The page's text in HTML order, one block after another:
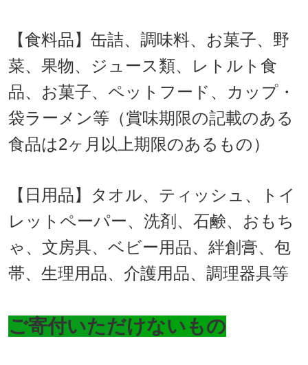
【食料品】缶詰、調味料、お菓子、野
菜、果物、ジュース類、レトルト食
品、お菓子、ペットフード、カップ・
袋ラーメン等（賞味期限の記載のある
食品は2ヶ月以上期限のあるもの）
【日用品】タオル、ティッシュ、トイ
レットペーパー、洗剤、石鹸、おもち
ゃ、文房具、ベビー用品、絆創膏、包
帯、生理用品、介護用品、調理器具等
ご寄付いただけないもの